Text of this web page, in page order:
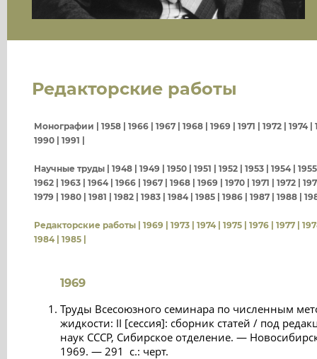
Редакторские работы
Монографии | 1958 1966 1967 1968 1969 1971 1972 1974|
1990
1991
Научные труды | 1948 1949 1950 1951 1952 1953 1954| 1955
1962
1963 1964| 1966 1967 1968 1969 1970 1971 1972
1979
1980 1981 1982 1983 1984| 1985 1986 1987 1988
Редакторские работы | 1969 1973 1974| 1975 1976 1977
1984| 1985
1969
Труды Всесоюзного семинара по численным
жидкости: II [сессия]: сборник статей / под
наук СССР, Сибирское отделение. —
1969. — 291 с.: черт.